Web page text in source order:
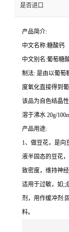
是否进口
产品简介:
中文名称:糖酸钙
中文别名:葡萄糖
制法: 是由以葡萄
度氧化直接得到
该品为自色结晶
溶于沸水 20g/
产品用途:
1、做豆花，是向
液半固态的豆花
致密度，维持神
适用于过敏，如;;
剂，用作缓冲剂:
料。